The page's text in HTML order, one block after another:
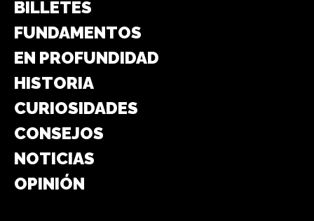
BILLETES
FUNDAMENTOS
EN PROFUNDIDAD
HISTORIA
CURIOSIDADES
CONSEJOS
NOTICIAS
OPINIÓN